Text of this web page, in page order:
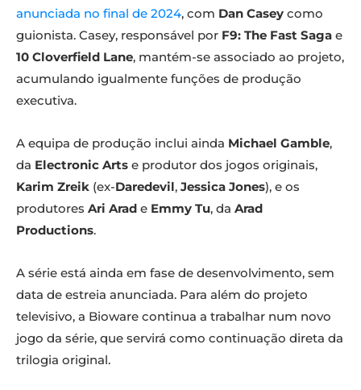
anunciada no final de 2024, com Dan Casey como
guionista. Casey, responsável por F9: The Fast Saga e
10 Cloverfield Lane, mantém-se associado ao projeto,
acumulando igualmente funções de produção
executiva.
A equipa de produção inclui ainda Michael Gamble,
da Electronic Arts e produtor dos jogos originais,
Karim Zreik (ex-Daredevil, Jessica Jones), e os
produtores Ari Arad e Emmy Tu, da Arad
Productions.
A série está ainda em fase de desenvolvimento, sem
data de estreia anunciada. Para além do projeto
televisivo, a Bioware continua a trabalhar num novo
jogo da série, que servirá como continuação direta da
trilogia original.